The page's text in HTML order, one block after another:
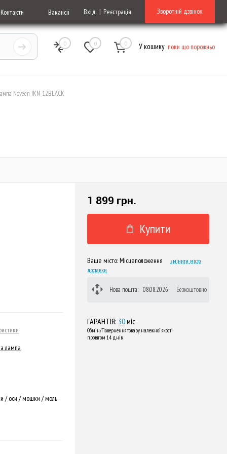
Контакти Вакансії Вхід Реєстрація Зворотній дзвінок
0 0 0 У кошику поки що порожньо
Noveen IKN-12BLACK
лампа
/ оси / мошки / моль
1 899 грн.
Купити
Ваше місто:Місцеположення
змінити місто
доставки
Нова пошта: 08.08.2026 Безкоштовно
ГАРАНТІЯ: 30міс
Обмін/Повернення товару належної якості
протягом 14 днів